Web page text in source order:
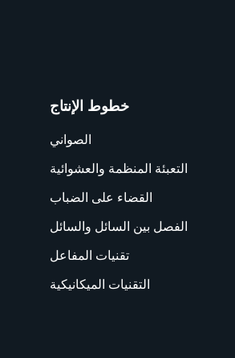
خطوط الإنتاج
الصواني
التعبئة المنظمة والعشوائية
القضاء على الضباب
الفصل بين السائل والسائل
تقنيات المفاعل
التقنيات الميكانيكية